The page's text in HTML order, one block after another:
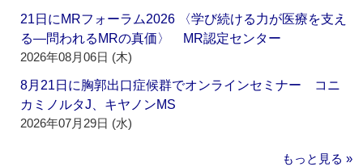
21日にMRフォーラム2026 〈学び続ける力が医療を支え
る―問われるMRの真価〉 MR認定センター
2026年08月06日 (木)
8月21日に胸郭出口症候群でオンラインセミナー コニ
カミノルタJ、キヤノンMS
2026年07月29日 (水)
もっと見る »